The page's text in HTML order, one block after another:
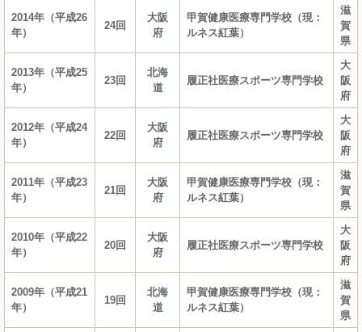
2014年（平成26
年）
24回
大阪
府
甲賀健康医療専門学校（現：
ルネス紅葉）
滋
賀
県
2013年（平成25
年）
23回
北海
道
履正社医療スポーツ専門学校
大
阪
府
2012年（平成24
年）
22回
大阪
府
履正社医療スポーツ専門学校
大
阪
府
2011年（平成23
年）
21回
大阪
府
甲賀健康医療専門学校（現：
ルネス紅葉）
滋
賀
県
2010年（平成22
年）
20回
大阪
府
履正社医療スポーツ専門学校
大
阪
府
2009年（平成21
年）
19回
北海
道
甲賀健康医療専門学校（現：
ルネス紅葉）
滋
賀
県